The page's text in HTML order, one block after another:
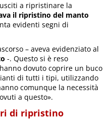
a ripristinare la
il ripristino del manto
evidenti segni di
– aveva evidenziato al
-. Questo si è reso
dovuto coprire un buco
di tutti i tipi, utilizzando
comunque la necessità
a questo».
di ripristino